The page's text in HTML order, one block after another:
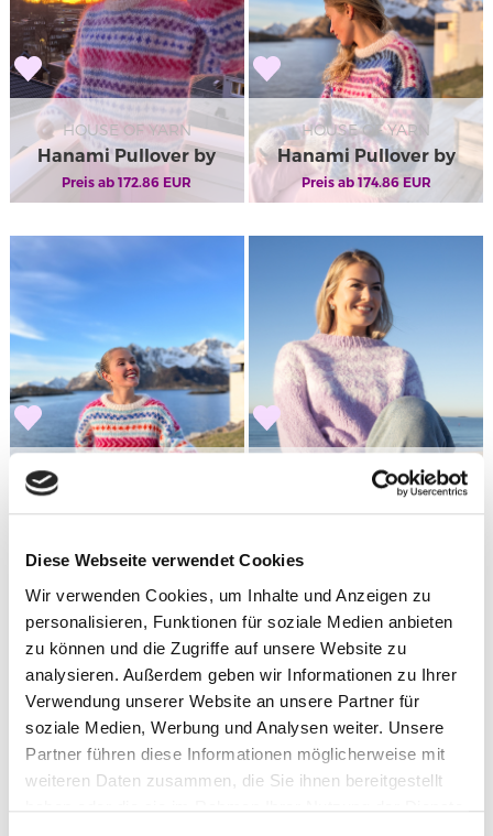
Diese Webseite verwendet Cookies
Wir verwenden Cookies, um Inhalte und Anzeigen zu
personalisieren, Funktionen für soziale Medien anbieten
zu können und die Zugriffe auf unsere Website zu
analysieren. Außerdem geben wir Informationen zu Ihrer
Verwendung unserer Website an unsere Partner für
soziale Medien, Werbung und Analysen weiter. Unsere
Partner führen diese Informationen möglicherweise mit
weiteren Daten zusammen, die Sie ihnen bereitgestellt
HOUSE OF YARN
Hanami Pullover by
Ingrid Raadim X HOY
Preis ab 172.86 EUR
HOUSE OF YARN
Hanami Pullover by
Ingrid Raadim X HOY
Preis ab 174.86EUR
IR 02-03A
BÆSTMOR
70%
Rabatt